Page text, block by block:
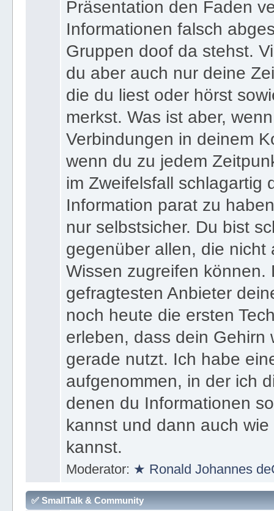
Präsentation den Faden
Informationen falsch
Gruppen doof da stehst.
du aber auch nur deine
die du liest oder hörst
merkst. Was ist aber,
Verbindungen in deinem
wenn du zu jedem
im Zweifelsfall schlagartig
Information parat zu
nur selbstsicher. Du bist
gegenüber allen, die nicht
Wissen zugreifen können.
gefragtesten Anbieter
noch heute die ersten
erleben, dass dein Gehirn
gerade nutzt. Ich habe
aufgenommen, in der ich
denen du Informationen
kannst und dann auch
kannst.
Moderator: ★ Ronald Johannes
✅ SmallTalk & Community